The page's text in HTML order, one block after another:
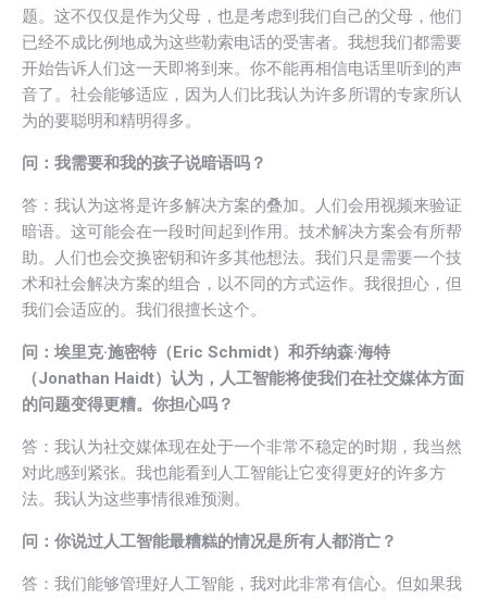
题。这不仅仅是作为父母，也是考虑到我们自己的父母，他们
已经不成比例地成为这些勒索电话的受害者。我想我们都需要
开始告诉人们这一天即将到来。你不能再相信电话里听到的声
音了。社会能够适应，因为人们比我认为许多所谓的专家所认
为的要聪明和精明得多。
问：我需要和我的孩子说暗语吗？
答：我认为这将是许多解决方案的叠加。人们会用视频来验证
暗语。这可能会在一段时间起到作用。技术解决方案会有所帮
助。人们也会交换密钥和许多其他想法。我们只是需要一个技
术和社会解决方案的组合，以不同的方式运作。我很担心，但
我们会适应的。我们很擅长这个。
问：埃里克·施密特（Eric Schmidt）和乔纳森·海特
（Jonathan Haidt）认为，人工智能将使我们在社交媒体方面
的问题变得更糟。你担心吗？
答：我认为社交媒体现在处于一个非常不稳定的时期，我当然
对此感到紧张。我也能看到人工智能让它变得更好的许多方
法。我认为这些事情很难预测。
问：你说过人工智能最糟糕的情况是所有人都消亡？
答：我们能够管理好人工智能，我对此非常有信心。但如果我